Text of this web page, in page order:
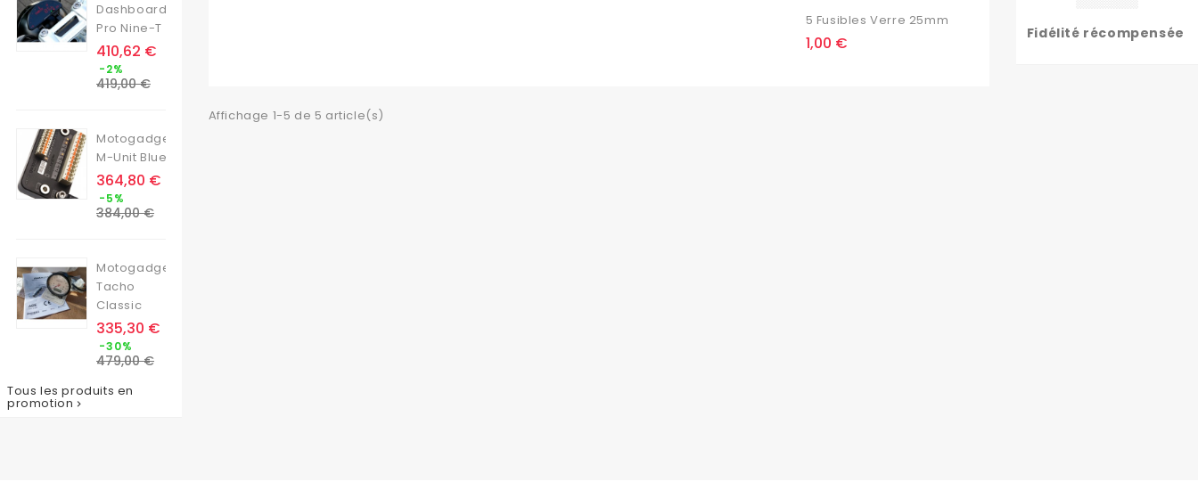
Dashboard
Pro Nine-T
Prix
410,62 €
-2%
de
419,00 €
Motogadget
M-Unit Blue
Prix
364,80 €
-5%
de
384,00 €
Motogadget
Tacho
Classic
Prix
335,30 €
-30%
de
479,00 €
Tous les produits en
promotion 
5 Fusibles Verre 25mm
Prix
1,00 €
Affichage 1-5 de 5 article(s)
Fidélité récompensée